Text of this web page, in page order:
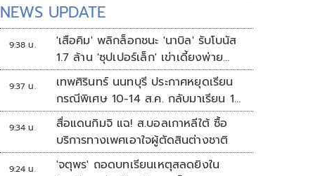
NEWS UPDATE
9:38 น.
'เสือคิม' พลิกล็อกชนะ 'นาบิล' รับโบนัส
1.7 ล้าน 'ซุปเปอร์เล็ก' เข่าเดี้ยงพ่าย
TKO
9:37 น.
เทพศิรินทร์ นนทบุรี ประกาศหยุดเรียน
กรณีพิเศษ 10-14 ส.ค. กลับมาเรียน 17
ส.ค.
9:34 น.
สื่อแดนกิมจิ แฉ! ส.บอลเกาหลีใต้ ซื้อ
บริการทางเพศเอาใจผู้ตัดสินต่างชาติ
9:24 น.
'จตุพร' ถอดบทเรียนเหตุสลดยิงใน